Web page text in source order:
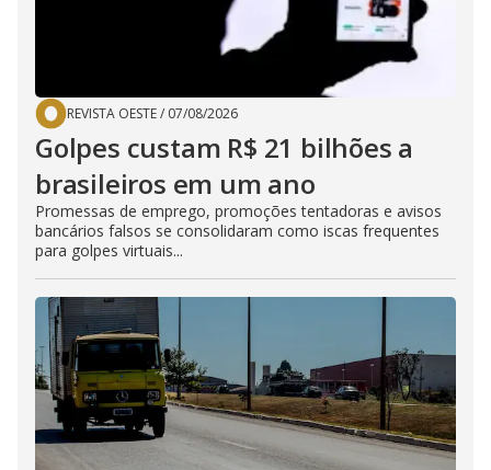
REVISTA OESTE/ 07/08/2026
Golpes custam R$ 21 bilhões a
brasileiros em um ano
Promessas de emprego, promoções tentadoras e avisos
bancários falsos se consolidaram como iscas frequentes
para golpes virtuais...